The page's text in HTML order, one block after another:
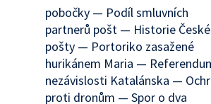
pobočky — Podíl smluvních
partnerů pošt — Historie České
pošty — Portoriko zasažené
hurikánem Maria —
nezávislosti Katalánska —
proti dronům — Spor o dva